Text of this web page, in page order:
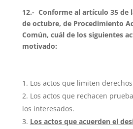
12.- Conforme al artículo 35 de
de octubre, de Procedimiento
Común, cuál de los siguientes
motivado:
Los actos que limiten
Los actos que rechacen
los interesados.
Los actos que acuerden el